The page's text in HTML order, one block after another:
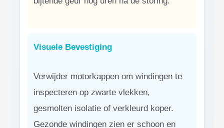
Visuele Bevestiging
Verwijder motorkappen om windingen te
inspecteren op zwarte vlekken,
gesmolten isolatie of verkleurd koper.
Gezonde windingen zien er schoon en